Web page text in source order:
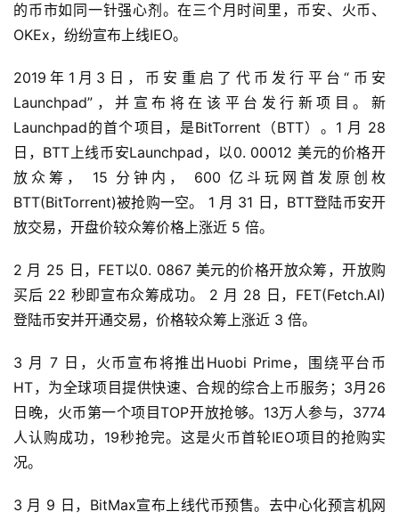
的币市如同一针强心剂。在三个月时间里，币安、火币、
OKEx，纷纷宣布上线IEO。
2019年1月3日，币安重启了代币发行平台“币安
Launchpad”，并宣布将在该平台发行新项目。新
Launchpad的首个项目，是BitTorrent（BTT）。1 月 28
日，BTT上线币安Launchpad，以0. 00012 美元的价格开
放众筹， 15 分钟内， 600 亿斗玩网首发原创枚
BTT(BitTorrent)被抢购一空。 1 月 31 日，BTT登陆币安开
放交易，开盘价较众筹价格上涨近 5 倍。
2 月 25 日，FET以0. 0867 美元的价格开放众筹，开放购
买后 22 秒即宣布众筹成功。 2 月 28 日，FET(Fetch.AI)
登陆币安并开通交易，价格较众筹上涨近 3 倍。
3 月 7 日，火币宣布将推出Huobi Prime，围绕平台币
HT，为全球项目提供快速、合规的综合上币服务；3月26
日晚，火币第一个项目TOP开放抢够。13万人参与，3774
人认购成功，19秒抢完。这是火币首轮IEO项目的抢购实
况。
3 月 9 日，BitMax宣布上线代币预售。去中心化预言机网